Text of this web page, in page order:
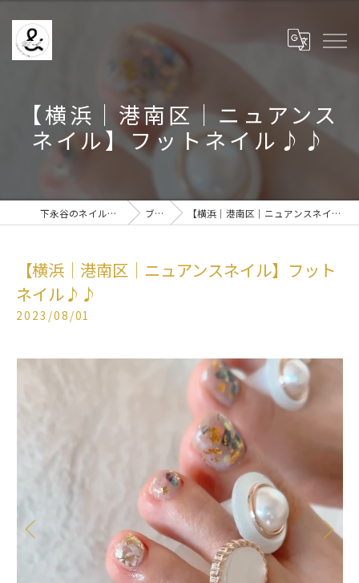
【横浜│港南区│ニュアンス
ネイル】フットネイル♪♪
下永谷のネイルなら& BE nail ブログ 【横浜│港南区│ニュアンスネイル】フットネイル♪♪
【横浜│港南区│ニュアンスネイル】フット
ネイル♪♪
2023/08/01